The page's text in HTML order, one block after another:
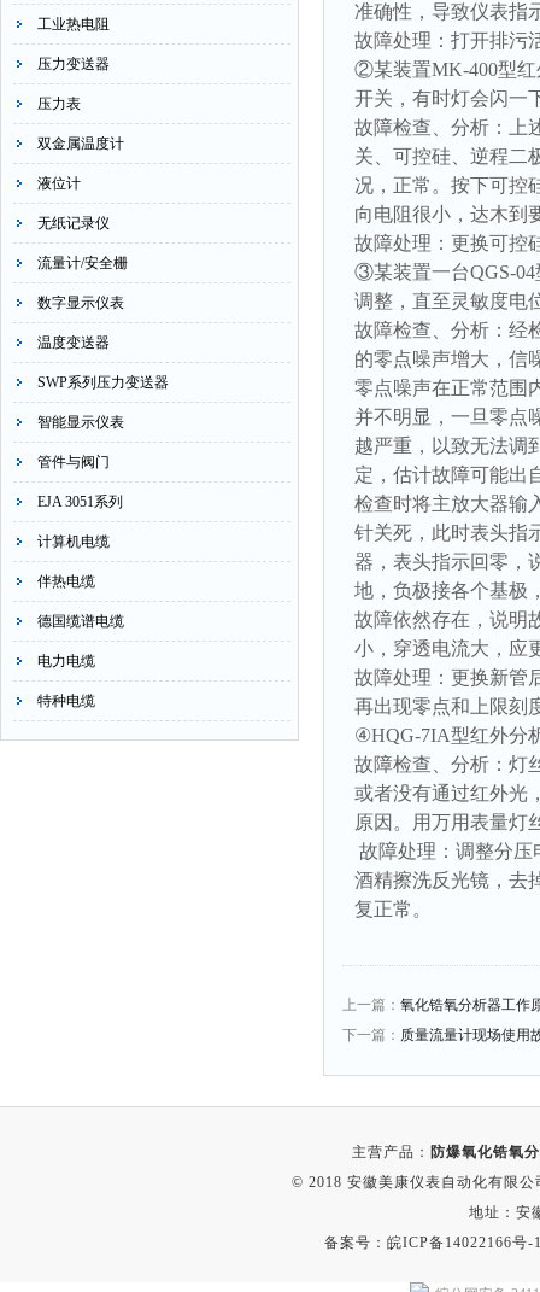
工业热电阻
压力变送器
压力表
双金属温度计
液位计
无纸记录仪
流量计/安全栅
数字显示仪表
温度变送器
SWP系列压力变送器
智能显示仪表
管件与阀门
EJA 3051系列
计算机电缆
伴热电缆
德国缆谱电缆
电力电缆
特种电缆
准确性，导致仪表指
故障处理：打开排污
②某装置MK-400型红
开关，有时灯会闪一
故障检查、分析：上
关、可控硅、逆程二
况，正常。按下可控
向电阻很小，达木到
故障处理：更换可控
③某装置一台QGS-
调整，直至灵敏度电
故障检查、分析：经
的零点噪声增大，信
零点噪声在正常范围
并不明显，一旦零点
越严重，以致无法调
定，估计故障可能出
检查时将主放大器输
针关死，此时表头指
器，表头指示回零，
地，负极接各个基极
故障依然存在，说明
小，穿透电流大，应
故障处理：更换新管
再出现零点和上限刻
④HQG-7IA型红外分
故障检查、分析：灯
或者没有通过红外光
原因。用万用表量灯
故障处理：调整分压
酒精擦洗反光镜，去
复正常。
上一篇： 氧化锆氧分析器工作
下一篇： 质量流量计现场使用
主营产品： 防爆氧化锆氧
© 2018 安徽美康仪表自动化有限
地址：安
备案号：皖ICP备14022166号-